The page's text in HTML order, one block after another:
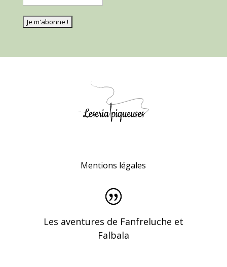
Mentions légales
Les aventures de Fanfreluche et
Falbala